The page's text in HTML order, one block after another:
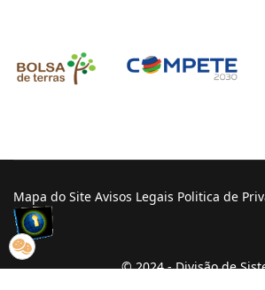
Mapa do Site Avisos Legais Politica de
© 2024 - Divisão de